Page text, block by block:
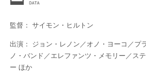
監督： サイモン・ヒルトン
出演： ジョン・レノン／オノ・ヨーコ／プ
ノ・バンド／エレファンツ・メモリー／ス
ー ほか